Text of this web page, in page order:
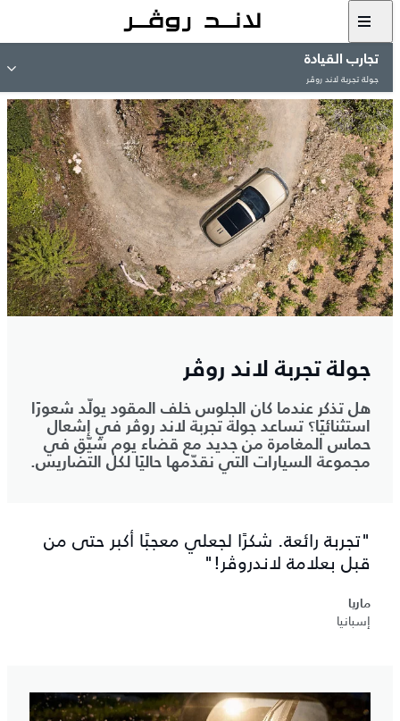
تجارب القيادة
جولة تجربة لاند روڤر
جولة تجربة لاند روڤر
هل تذكر عندما كان الجلوس خلف المقود يولّد شعورًا
استثنائيًا؟ تساعد جولة تجربة لاند روڤر في إشعال
حماس المغامرة من جديد مع قضاء يوم شيّق في
مجموعة السيارات التي نقدّمها حاليًا لكل التضاريس.
"تجربة رائعة. شكرًا لجعلي معجبًا أكبر حتى من
قبل بعلامة لاندروڤر!"
ماريا
إسبانيا